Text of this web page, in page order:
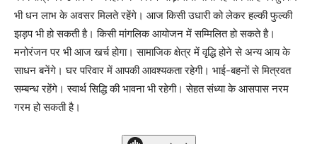
भी धन लाभ के अवसर मिलते रहेंगे। आज किसी उधारी को लेकर हल्की फुल्की
झड़प भी हो सकती है। किसी मांगलिक आयोजन में सम्मिलित हो सकते है।
मनोरंजन पर भी आज खर्च होगा। सामाजिक क्षेत्र में वृद्धि होने से अन्य आय के
साधन बनेंगे। घर परिवार में आपकी आवश्यकता रहेगी। भाई-बहनों से मित्रवत
सम्बन्ध रहेंगे। स्वार्थ सिद्धि की भावना भी रहेगी। सेहत संध्या के आसपास नरम
गरम हो सकती है।